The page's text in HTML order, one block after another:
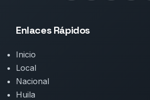
Enlaces Rápidos
Inicio
Local
Nacional
Huila